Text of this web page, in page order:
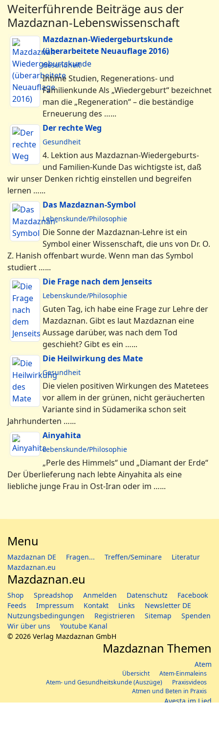
Weiterführende Beiträge aus der
Mazdaznan-Lebenswissenschaft
Mazdaznan-Wiedergeburtskunde
(überarbeitete Neuauflage 2016)
Gesundheit
Intime Studien, Regenerations- und
Familienkunde Als „Wiedergeburt“ bezeichnet
man die „Regeneration“ – die beständige
Erneuerung des …...
Der rechte Weg
Gesundheit
4. Lektion aus Mazdaznan-Wiedergeburts-
und Familien-Kunde Das wichtigste ist, daß
wir unser Denken richtig einstellen und begreifen
lernen …...
Das Mazdaznan-Symbol
Lebenskunde/Philosophie
Die Sonne der Mazdaznan-Lehre ist ein
Symbol einer Wissenschaft, die uns von Dr. O.
Z. Hanish offenbart wurde. Wenn man das Symbol
studiert …...
Die Frage nach dem Jenseits
Lebenskunde/Philosophie
Guten Tag, ich habe eine Frage zur Lehre der
Mazdaznan. Gibt es laut Mazdaznan eine
Aussage darüber, was nach dem Tod
geschieht? Gibt es ein …...
Die Heilwirkung des Mate
Gesundheit
Die vielen positiven Wirkungen des Matetees
vor allem in der grünen, nicht geräucherten
Variante sind in Südamerika schon seit
Jahrhunderten …...
Ainyahita
Lebenskunde/Philosophie
„Perle des Himmels“ und „Diamant der Erde“
Der Überlieferung nach lebte Ainyahita als eine
liebliche junge Frau in Ost-Iran oder im …...
Menu
Mazdaznan DE Fragen... Treffen/Seminare
Literatur
Mazdaznan.eu
Mazdaznan.eu
Shop Spreadshop Anmelden Datenschutz
Facebook
Feeds
Impressum Kontakt Links
Newsletter DE
Nutzungsbedingungen
Registrieren Sitemap
Spenden
Wir über uns
Youtube Kanal
© 2026 Verlag Mazdaznan GmbH
Mazdaznan Themen
Atem
Übersicht
Atem-Einmaleins
Atem- und Gesundheitskunde (Auszüge)
Praxisvideos
Atmen und Beten in Praxis
Avesta im Lied